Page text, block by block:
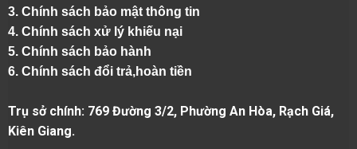
3. Chính sách bảo mật thông tin
4. Chính sách xử lý khiếu nại
5. Chính sách bảo hành
6. Chính sách đổi trả,hoàn tiền
Trụ sở chính: 769 Đường 3/2, Phường An Hòa, Rạch Giá,
Kiên Giang.